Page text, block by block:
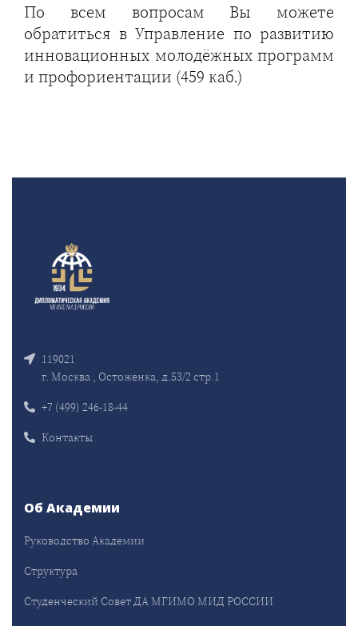
По всем вопросам Вы можете
обратиться в Управление по развитию
инновационных молодёжных программ
и профориентации (459 каб.)
119021
г. Москва , Остоженка, д.53/2 стр.1
+7 (499) 246-18-44
Контакты
Об Академии
Руководство Академии
Структура
Студенческий Совет ДА МГИМО МИД РОССИИ